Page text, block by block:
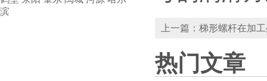
滨
上一篇：梯形螺杆在加
热门文章